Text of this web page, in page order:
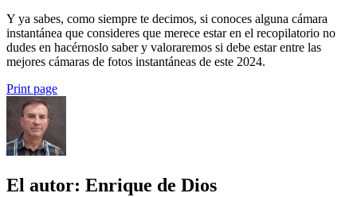
Y ya sabes, como siempre te decimos, si conoces alguna cámara
instantánea que consideres que merece estar en el recopilatorio no
dudes en hacérnoslo saber y valoraremos si debe estar entre las
mejores cámaras de fotos instantáneas de este 2024.
Print page
El autor: Enrique de Dios